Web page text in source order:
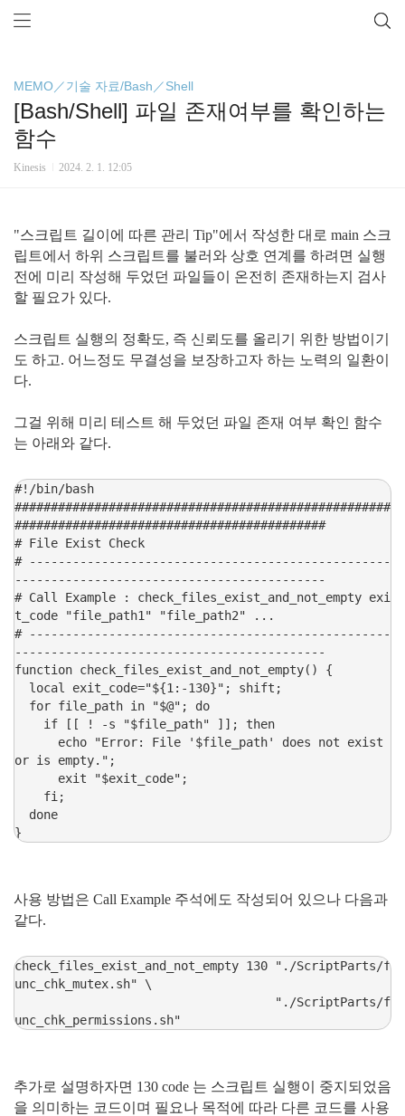
MEMO／기술 자료/Bash／Shell
[Bash/Shell] 파일 존재여부를 확인하는
함수
Kinesis 2024. 2. 1. 12:05
"스크립트 길이에 따른 관리 Tip"에서 작성한 대로 main 스크
립트에서 하위 스크립트를 불러와 상호 연계를 하려면 실행
전에 미리 작성해 두었던 파일들이 온전히 존재하는지 검사
할 필요가 있다.
스크립트 실행의 정확도, 즉 신뢰도를 올리기 위한 방법이기
도 하고. 어느정도 무결성을 보장하고자 하는 노력의 일환이
다.
그걸 위해 미리 테스트 해 두었던 파일 존재 여부 확인 함수
는 아래와 같다.
#!/bin/bash
####################################################
###########################################
# File Exist Check
# --------------------------------------------------
-------------------------------------------
# Call Example : check_files_exist_and_not_empty exi
t_code "file_path1" "file_path2" ...
# --------------------------------------------------
-------------------------------------------
function check_files_exist_and_not_empty() {
or is empty.";
}
사용 방법은 Call Example 주석에도 작성되어 있으나 다음과
같다.
check_files_exist_and_not_empty 130 "./ScriptParts/f
unc_chk_mutex.sh" \
unc_chk_permissions.sh"
추가로 설명하자면 130 code 는 스크립트 실행이 중지되었음
을 의미하는 코드이며 필요나 목적에 따라 다른 코드를 사용